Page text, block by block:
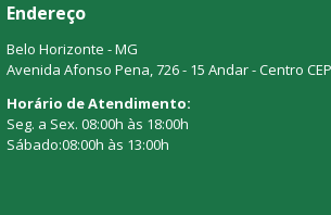
Endereço
Belo Horizonte - MG
Avenida Afonso Pena, 726 - 15 Andar - Centro
Horário de Atendimento:
Seg. a Sex. 08:00h às 18:00h
Sábado:08:00h às 13:00h